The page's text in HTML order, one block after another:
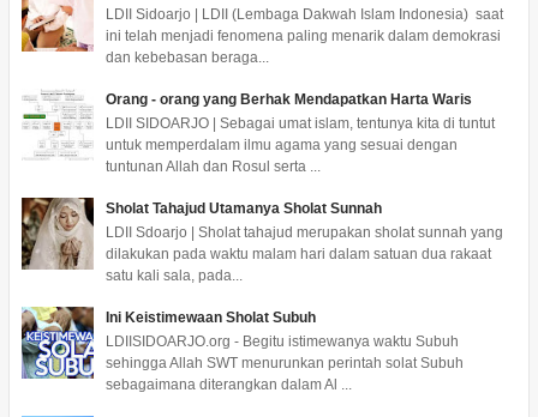
LDII Sidoarjo | LDII (Lembaga Dakwah Islam Indonesia) saat
ini telah menjadi fenomena paling menarik dalam demokrasi
dan kebebasan beraga...
Orang - orang yang Berhak Mendapatkan Harta Waris
LDII SIDOARJO | Sebagai umat islam, tentunya kita di tuntut
untuk memperdalam ilmu agama yang sesuai dengan
tuntunan Allah dan Rosul serta ...
Sholat Tahajud Utamanya Sholat Sunnah
LDII Sdoarjo | Sholat tahajud merupakan sholat sunnah yang
dilakukan pada waktu malam hari dalam satuan dua rakaat
satu kali sala, pada...
Ini Keistimewaan Sholat Subuh
LDIISIDOARJO.org - Begitu istimewanya waktu Subuh
sehingga Allah SWT menurunkan perintah solat Subuh
sebagaimana diterangkan dalam Al ...